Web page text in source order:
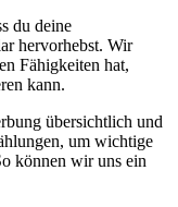
du deine
hervorhebst. Wir
Fähigkeiten hat,
kann.
übersichtlich und
um wichtige
können wir uns ein